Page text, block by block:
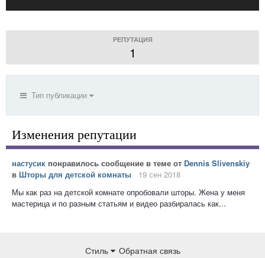
РЕПУТАЦИЯ
1
Тип публикации
Изменения репутации
настусик понравилось сообщение в теме от Dennis Slivenskiy
в Шторы для детской комнаты
19 сен 2018
Мы как раз на детской комнате опробовали шторы. Жена у меня
мастерица и по разным статьям и видео разбиралась как...
Стиль Обратная связь